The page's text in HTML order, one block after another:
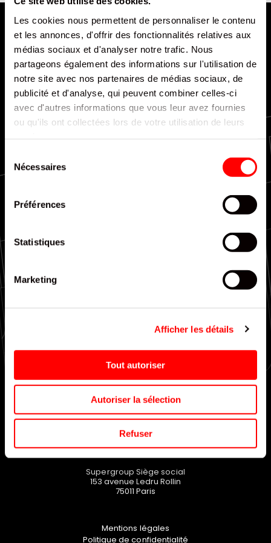
Les cookies nous permettent de personnaliser le contenu
et les annonces, d'offrir des fonctionnalités relatives aux
médias sociaux et d'analyser notre trafic. Nous
partageons également des informations sur l'utilisation de
notre site avec nos partenaires de médias sociaux, de
publicité et d'analyse, qui peuvent combiner celles-ci
avec d'autres informations que vous leur avez fournies
ou qu'ils ont collectées lors de votre utilisation de leurs
Nécessaires
Préférences
Statistiques
Marketing
Afficher les détails
Tout autoriser
Autoriser la sélection
Refuser
Livraison rapide et efficace
EN SAVOIR PLUS
Supergroup Siège social
153 avenue Ledru Rollin
75011 Paris
Mentions légales
Politique de confidentialité